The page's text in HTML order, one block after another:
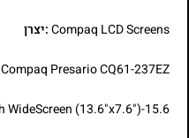
Compaq LCD Screens:יצרן
Compaq Presario CQ61-237EZ
15.6-inch WideScreen (13.6"x7.6")